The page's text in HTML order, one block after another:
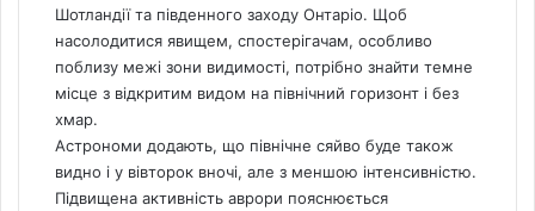
Шотландії та південного заходу Онтаріо. Щоб
насолодитися явищем, спостерігачам, особливо
поблизу межі зони видимості, потрібно знайти темне
місце з відкритим видом на північний горизонт і без
хмар.
Астрономи додають, що північне сяйво буде також
видно і у вівторок вночі, але з меншою інтенсивністю.
Підвищена активність аврори пояснюється